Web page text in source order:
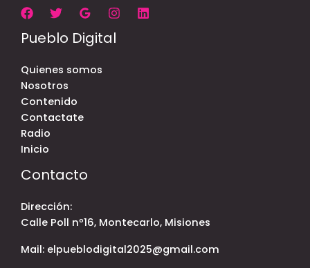
Pueblo Digital
Quienes somos
Nosotros
Contenido
Contactate
Radio
Inicio
Contacto
Dirección:
Calle Poll nº16, Montecarlo, Misiones
Mail: elpueblodigital2025@gmail.com